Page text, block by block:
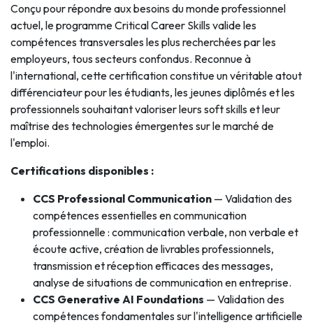
Conçu pour répondre aux besoins du monde professionnel
actuel, le programme Critical Career Skills valide les
compétences transversales les plus recherchées par les
employeurs, tous secteurs confondus. Reconnue à
l'international, cette certification constitue un véritable atout
différenciateur pour les étudiants, les jeunes diplômés et les
professionnels souhaitant valoriser leurs soft skills et leur
maîtrise des technologies émergentes sur le marché de
l'emploi.
Certifications disponibles :
CCS Professional Communication — Validation des
compétences essentielles en communication
professionnelle : communication verbale, non verbale et
écoute active, création de livrables professionnels,
transmission et réception efficaces des messages,
analyse de situations de communication en entreprise.
CCS Generative AI Foundations — Validation des
compétences fondamentales sur l'intelligence artificielle